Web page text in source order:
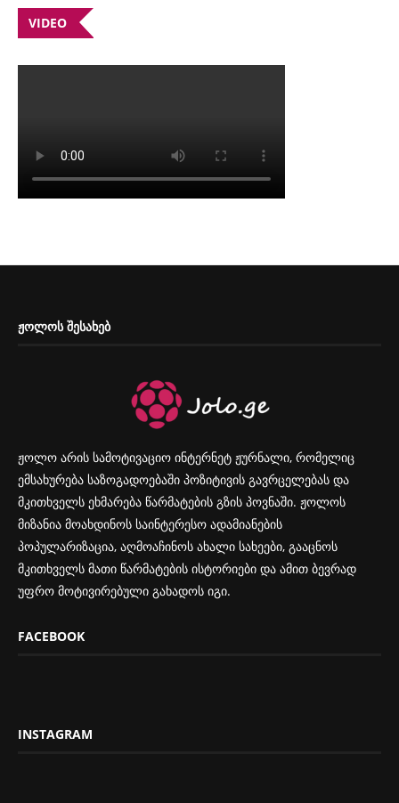
VIDEO
ᲟᲝᲚᲝᲡ ᲨᲔᲡᲐᲮᲔᲑ
ჟოლო არის სამოტივაციო ინტერნეტ ჟურნალი, რომელიც
ემსახურება საზოგადოებაში პოზიტივის გავრცელებას და
მკითხველს ეხმარება წარმატების გზის პოვნაში. ჟოლოს
მიზანია მოახდინოს საინტერესო ადამიანების
პოპულარიზაცია, აღმოაჩინოს ახალი სახეები, გააცნოს
მკითხველს მათი წარმატების ისტორიები და ამით ბევრად
უფრო მოტივირებული გახადოს იგი.
FACEBOOK
INSTAGRAM